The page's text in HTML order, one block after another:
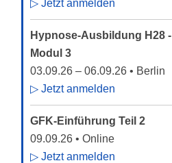
▷ Jetzt anmelden
Hypnose-Ausbildung H28 -
Modul 3
03.09.26 – 06.09.26• Berlin
▷ Jetzt anmelden
GFK-Einführung Teil 2
09.09.26• Online
▷ Jetzt anmelden